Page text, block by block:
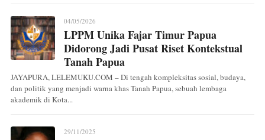
04/05/2026
LPPM Unika Fajar Timur Papua
Didorong Jadi Pusat Riset Kontekstual
Tanah Papua
JAYAPURA, LELEMUKU.COM – Di tengah kompleksitas sosial, budaya,
dan politik yang menjadi warna khas Tanah Papua, sebuah lembaga
akademik di Kota...
29/11/2025